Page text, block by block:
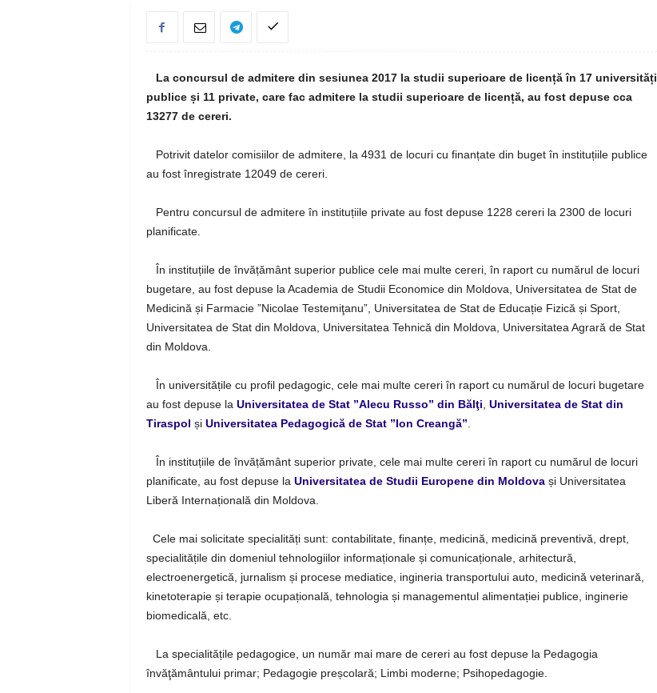
La concursul de admitere din sesiunea 2017 la studii superioare de licență în 17 universități
publice și 11 private, care fac admitere la studii superioare de licență, au fost depuse cca
13277 de cereri.
Potrivit datelor comisiilor de admitere, la 4931 de locuri cu finanțate din bugetîn instituțiile publice
au fost înregistrate 12049 de cereri.
Pentru concursul de admitere în instituțiile private au fost depuse 1228 cereri la 2300 de locuri
planificate.
În instituțiile de învățământ superior publice cele mai multe cereri, în raport cu numărul de locuri
bugetare, au fost depuse la Academia de Studii Economice din Moldova, Universitatea de Stat de
Medicină și Farmacie ”Nicolae Testemiţanu”, Universitatea de Stat de Educație Fizică și Sport,
Universitatea de Stat din Moldova, Universitatea Tehnică din Moldova, Universitatea Agrară de Stat
din Moldova.
În universitățile cu profil pedagogic, cele mai multe cereri în raport cu numărul de locuri bugetare
au fost depuse la Universitatea de Stat ”Alecu Russo” din Bălţi Universitatea de Stat din
Tiraspol și Universitatea Pedagogică de Stat ”Ion Creangă”
În instituțiile de învățământ superior private, cele mai multe cereri în raport cu numărul de locuri
planificate, au fost depuse la Universitatea de Studii Europene din Moldovași Universitatea
Liberă Internațională din Moldova.
Cele mai solicitate specialități sunt: contabilitate, finanțe, medicină, medicină preventivă, drept,
specialitățile din domeniul tehnologiilor informaționale și comunicaționale, arhitectură,
electroenergetică, jurnalism și procese mediatice, ingineria transportului auto, medicină veterinară,
kinetoterapie și terapie ocupațională, tehnologia și managementul alimentației publice, inginerie
biomedicală, etc.
La specialitățile pedagogice, un număr mai mare de cereri au fost depuse la Pedagogia
învăţământului primar; Pedagogie preșcolară; Limbi moderne; Psihopedagogie.